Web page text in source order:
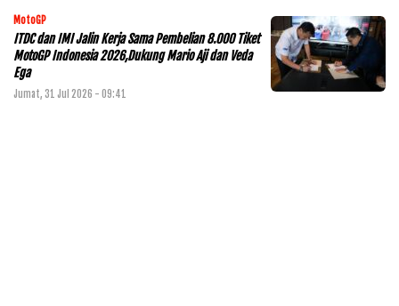
MotoGP
ITDC dan IMI Jalin Kerja Sama Pembelian 8.000 Tiket
MotoGP Indonesia 2026,Dukung Mario Aji dan Veda
Ega
Jumat, 31 Jul 2026 - 09:41